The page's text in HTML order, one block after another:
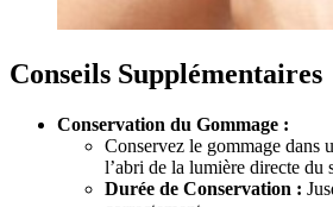
Conseils Supplémentaires
Conservation du Gommage :
Conservez le gommage dans
l’abri de la lumière directe du
Durée de Conservation :